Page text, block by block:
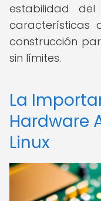
estabilidad
características
construcción
sin límites.
La
Hardware
Linux